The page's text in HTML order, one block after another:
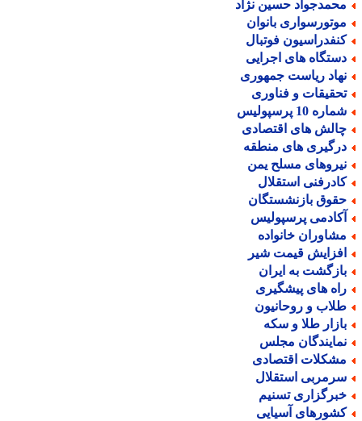
حسین نژاد
بانوان
فوتبال
های اجرایی
ریاست جمهوری
و فناوری
10 پرسپولیس
های اقتصادی
های منطقه
مسلح یمن
استقلال
بازنشستگان
پرسپولیس
خانواده
قیمت شیر
به ایران
های پیشگیری
و روحانیون
طلا و سکه
مجلس
اقتصادی
استقلال
تسنیم
آسیایی